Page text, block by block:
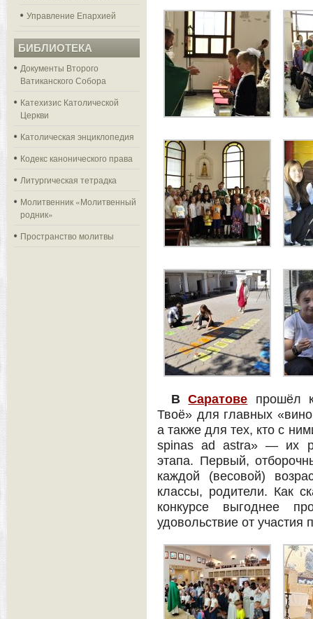
Управление Епархией
БИБЛИОТЕКА
Документы Второго
Ватиканского Собора
Катехизис Католической
Церкви
Католическая энциклопедия
Кодекс канонического права
Литургическая тетрадка
Молитвенник «Молитвенный
родник»
Пространство молитвы
ВСаратове прошёл
Твоё» для главных
а также для тех, кто с
spinas ad astra» — их
этапа. Первый,
каждой (весовой)
классы, родители. Как
конкурсе выгоднее
удовольствие от участия